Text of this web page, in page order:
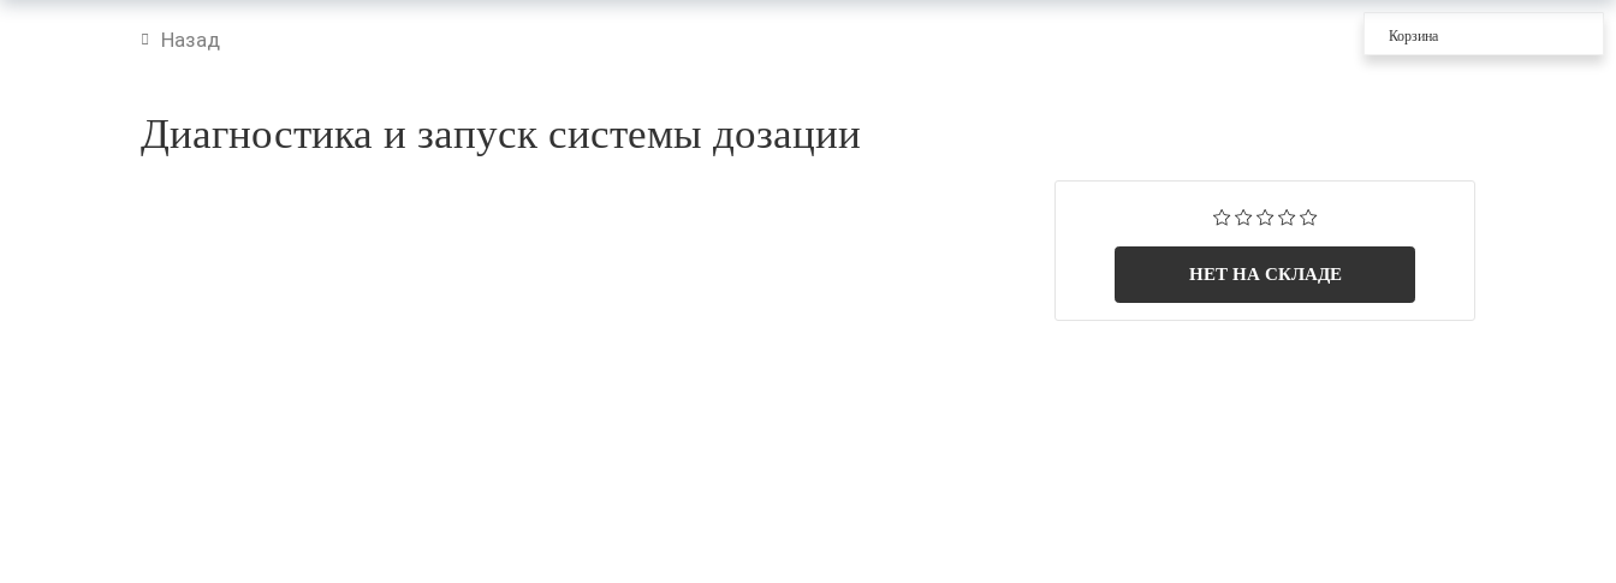
Назад Корзина
Диагностика и запуск системы дозации
НЕТ НА СКЛАДЕ